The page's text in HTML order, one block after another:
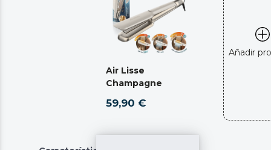
maximizando su durabilidad. Bloqueo de placas.
Air Lisse
Champagne
59,90 €
Añadir